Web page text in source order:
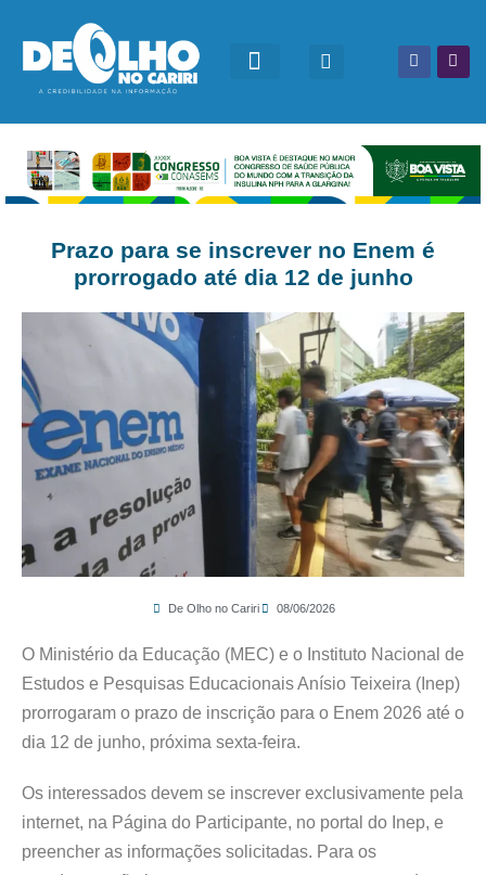
Prazo para se inscrever no Enem é
prorrogado até dia 12 de junho
De Olho no Cariri 08/06/2026
O Ministério da Educação (MEC) e o Instituto Nacional de
Estudos e Pesquisas Educacionais Anísio Teixeira (Inep)
prorrogaram o prazo de inscrição para o Enem 2026 até o
dia 12 de junho, próxima sexta-feira.
Os interessados devem se inscrever exclusivamente pela
internet, na Página do Participante, no portal do Inep, e
preencher as informações solicitadas. Para os